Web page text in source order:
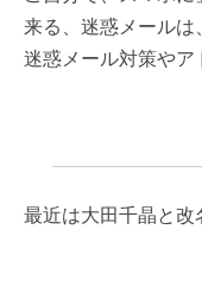
来る、迷惑メールは
迷惑メール対策やア
最近は大田千晶と改